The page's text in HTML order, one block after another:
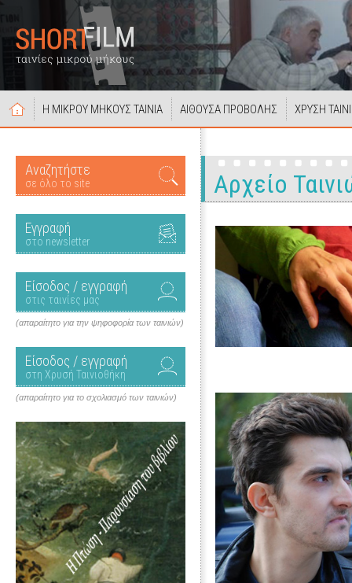
Η ΜΙΚΡΟΥ ΜΗΚΟΥΣ ΤΑΙΝΙΑ ΑΙΘΟΥΣΑ ΠΡΟΒΟΛΗΣ ΧΡΥΣΗ
Αναζητήστε
σε όλο το site
Εγγραφή
στο newsletter
Είσοδος / εγγραφή
στις ταινίες μας
(απαραίτητο για την ψηφοφορία των ταινιών)
Είσοδος / εγγραφή
στη Χρυσή Ταινιοθήκη
(απαραίτητο για το σχολιασμό των ταινιών)
Αρχείο